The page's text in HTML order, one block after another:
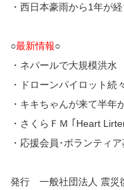
・西日本豪雨から1年が経
○最新情報○
・ネパールで大規模洪水
・ドローンパイロット続
・キキちゃんが来て半年
・さくらＦＭ ｢Heart
・応援会員･ボランティ
発行 一般社団法人 震災